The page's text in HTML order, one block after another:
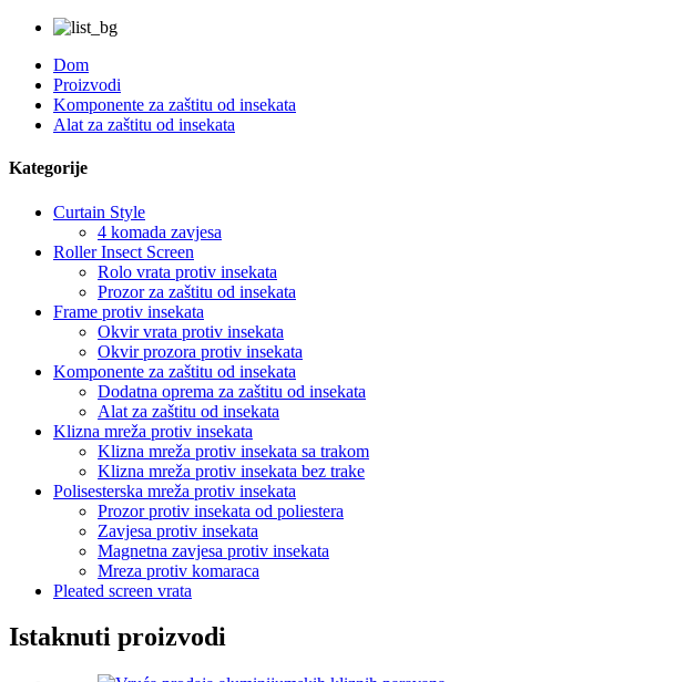
Dom
Proizvodi
Komponente za zaštitu od insekata
Alat za zaštitu od insekata
Kategorije
Curtain Style
4 komada zavjesa
Roller Insect Screen
Rolo vrata protiv insekata
Prozor za zaštitu od insekata
Frame protiv insekata
Okvir vrata protiv insekata
Okvir prozora protiv insekata
Komponente za zaštitu od insekata
Dodatna oprema za zaštitu od insekata
Alat za zaštitu od insekata
Klizna mreža protiv insekata
Klizna mreža protiv insekata sa trakom
Klizna mreža protiv insekata bez trake
Polisesterska mreža protiv insekata
Prozor protiv insekata od poliestera
Zavjesa protiv insekata
Magnetna zavjesa protiv insekata
Mreza protiv komaraca
Pleated screen vrata
Istaknuti proizvodi